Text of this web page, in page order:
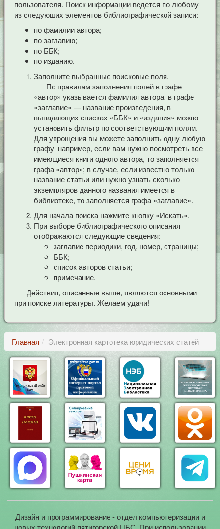
пользователя. Поиск информации ведется по любому
из следующих элементов библиографической записи:
по фамилии автора;
по заглавию;
по ББК;
по изданию.
Заполните выбранные поисковые поля.
По правилам заполнения полей в графе
«автор» указывается фамилия автора, в графе
«заглавие» — название произведения, в
выпадающих списках «ББК» и «издания» можно
установить фильтр по соответствующим полям.
Для упрощения вы можете заполнить одну любую
графу, например, если вам нужно посмотреть все
имеющиеся книги одного автора, то заполняется
графа «автор»; в случае, если известно только
название статьи или нужно узнать сколько
экземпляров данного названия имеется в
библиотеке, то заполняется графа «заглавие».
Для начала поиска нажмите кнопку «Искать».
При выборе библиографического описания
отображаются следующие сведения:
заглавие периодики, год, номер, страницы;
ББК;
список авторов статьи;
примечание.
Действия, описанные выше, являются основными
при поиске литературы. Желаем удачи!
Главная Электронная картотека юридических статей
Дизайн и программирование - отдел компьютеризации и